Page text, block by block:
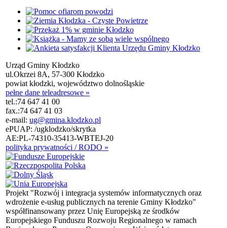
Urząd Gminy Kłodzko
ul.Okrzei 8A, 57-300 Kłodzko
powiat kłodzki, województwo dolnośląskie
pełne dane teleadresowe »
tel.:74 647 41 00
fax.:74 647 41 03
e-mail: ug@gmina.klodzko.pl
ePUAP: /ugklodzko/skrytka
AE:PL-74310-35413-WBTEJ-20
polityka prywatności / RODO »
Projekt "Rozwój i integracja systemów informatycznych oraz
wdrożenie e-usług publicznych na terenie Gminy Kłodzko"
współfinansowany przez Unię Europejską ze środków
Europejskiego Funduszu Rozwoju Regionalnego w ramach